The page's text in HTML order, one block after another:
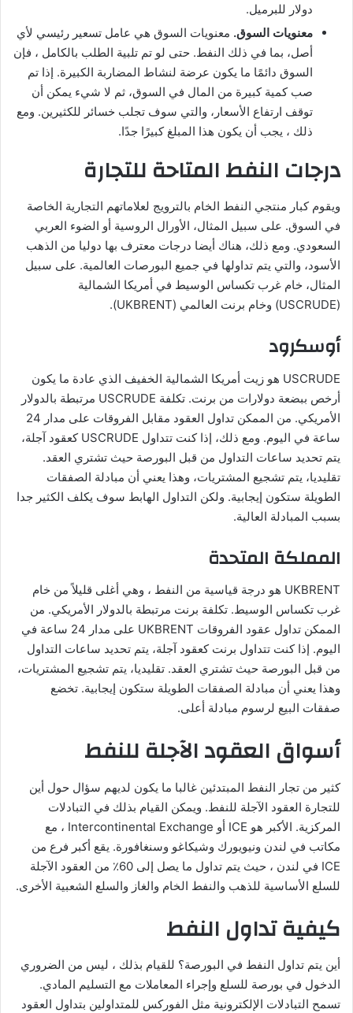
دولار للبرميل.
معنويات السوق. معنويات السوق هي عامل تسعير رئيسي لأي
أصل، بما في ذلك النفط. حتى لو تم تلبية الطلب بالكامل ، فإن
السوق دائمًا ما يكون عرضة لنشاط المضاربة الكبيرة. إذا تم
صب كمية كبيرة من المال في السوق، ثم لا شيء يمكن أن
توقف ارتفاع الأسعار، والتي سوف تجلب خسائر للكثيرين. ومع
ذلك ، يجب أن يكون هذا المبلغ كبيرًا جدًا.
درجات النفط المتاحة للتجارة
ويقوم كبار منتجي النفط الخام بالترويج لعلاماتهم التجارية الخاصة
في السوق. على سبيل المثال، الأورال الروسية أو الضوء العربي
السعودي. ومع ذلك، هناك أيضا درجات معترف بها دوليا من الذهب
الأسود، والتي يتم تداولها في جميع البورصات العالمية. على سبيل
المثال، خام غرب تكساس الوسيط في أمريكا الشمالية
(USCRUDE) وخام برنت العالمي (UKBRENT).
أوسكرود
USCRUDE هو زيت أمريكا الشمالية الخفيف الذي عادة ما يكون
أرخص ببضعة دولارات من برنت. تكلفة USCRUDE مرتبطة بالدولار
الأمريكي. من الممكن تداول العقود مقابل الفروقات على مدار 24
ساعة في اليوم. ومع ذلك، إذا كنت تتداول USCRUDE كعقود آجلة،
يتم تحديد ساعات التداول من قبل البورصة حيث تشتري العقد.
تقليديا، يتم تشجيع المشتريات، وهذا يعني أن مبادلة الصفقات
الطويلة ستكون إيجابية. ولكن التداول الهابط سوف يكلف الكثير جدا
بسبب المبادلة العالية.
المملكة المتحدة
UKBRENT هو درجة قياسية من النفط ، وهي أغلى قليلاً من خام
غرب تكساس الوسيط. تكلفة برنت مرتبطة بالدولار الأمريكي. من
الممكن تداول عقود الفروقات UKBRENT على مدار 24 ساعة في
اليوم. إذا كنت تتداول برنت كعقود آجلة، يتم تحديد ساعات التداول
من قبل البورصة حيث تشتري العقد. تقليديا، يتم تشجيع المشتريات،
وهذا يعني أن مبادلة الصفقات الطويلة ستكون إيجابية. تخضع
صفقات البيع لرسوم مبادلة أعلى.
أسواق العقود الآجلة للنفط
كثير من تجار النفط المبتدئين غالبا ما يكون لديهم سؤال حول أين
للتجارة العقود الآجلة للنفط. ويمكن القيام بذلك في التبادلات
المركزية. الأكبر هو ICE أو Intercontinental Exchange ، مع
مكاتب في لندن ونيويورك وشيكاغو وسنغافورة. يقع أكبر فرع من
ICE في لندن ، حيث يتم تداول ما يصل إلى 60٪ من العقود الآجلة
للسلع الأساسية للذهب والنفط الخام والغاز والسلع الشعبية الأخرى.
كيفية تداول النفط
أين يتم تداول النفط في البورصة؟ للقيام بذلك ، ليس من الضروري
الدخول في بورصة للسلع وإجراء المعاملات مع التسليم المادي.
تسمح التبادلات الإلكترونية مثل الفوركس للمتداولين بتداول العقود